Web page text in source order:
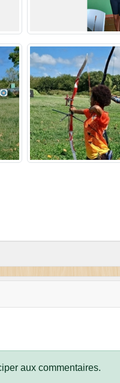
aux commentaires.